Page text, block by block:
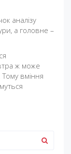
аналізу
а головне –
ж може
вміння